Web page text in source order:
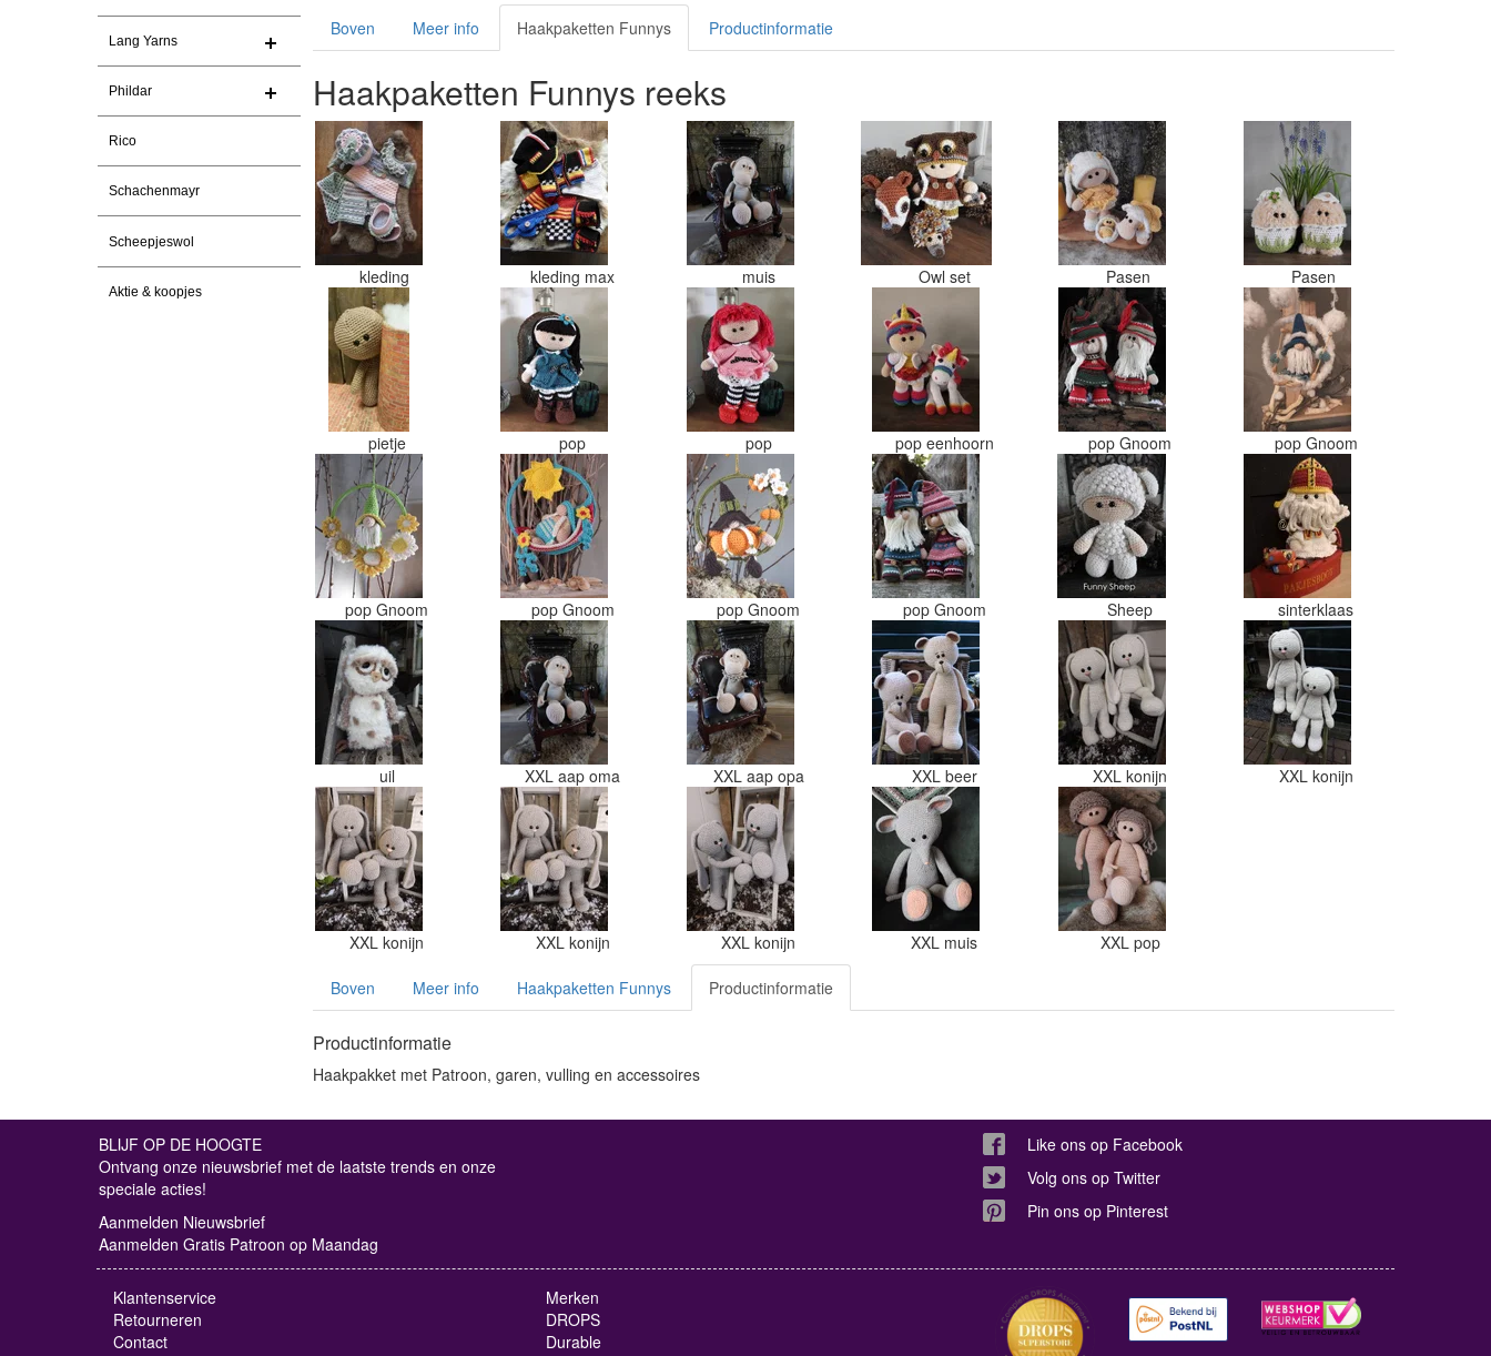
Lang Yarns
Phildar
Rico
Schachenmayr
Scheepjeswol
Aktie & koopjes
Boven Meer info Haakpaketten Funnys Productinformatie
Haakpaketten Funnys reeks
kleding kleding max muis Owl set Pasen Pasen
pietje pop pop pop eenhoorn pop Gnoom pop Gnoom
pop Gnoom pop Gnoom pop Gnoom pop Gnoom Sheep sinterklaas
uil XXL aap oma XXL aap opa XXL beer XXL konijn XXL konijn
XXL konijn XXL konijn XXL konijn XXL muis XXL pop
Boven Meer info Haakpaketten Funnys Productinformatie
Productinformatie
Haakpakket met Patroon, garen, vulling en accessoires
BLIJF OP DE HOOGTE
Ontvang onze nieuwsbrief met de laatste trends en onze
speciale acties!
Aanmelden Nieuwsbrief
Aanmelden Gratis Patroon op Maandag
Like ons op Facebook
Volg ons op Twitter
Pin ons op Pinterest
Klantenservice
Retourneren
Contact
Merken
DROPS
Durable